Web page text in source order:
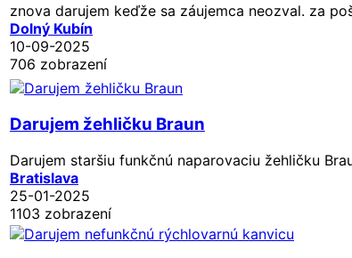
znova darujem keďže sa záujemca neozval. za
Dolný Kubín
10-09-2025
706 zobrazení
Darujem žehličku Braun
Darujem staršiu funkčnú naparovaciu žehličku
Bratislava
25-01-2025
1103 zobrazení